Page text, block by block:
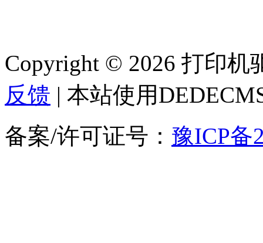
Copyright © 2026 打印
反馈 | 本站使用
备案/许可证号： 豫ICP备